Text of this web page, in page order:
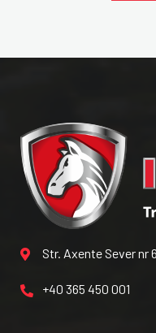
Str. Axente Sever nr
+40 365 450 001